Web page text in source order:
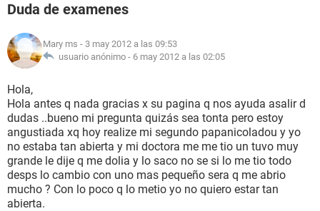
NUTRICIÓN
BIENESTAR
SEXUALIDAD
GLOSARIO
Duda de examenes
Mary ms - 3 may 2012 a las 09:53
usuario anónimo - 6 may 2012 a las 02:05
Hola,
Hola antes q nada gracias x su pagina q nos ayuda asalir d
dudas ..bueno mi pregunta quizás sea tonta pero estoy
angustiada xq hoy realize mi segundo papanicoladou y yo
no estaba tan abierta y mi doctora me me tio un tuvo muy
grande le dije q me dolia y lo saco no se si lo me tio todo
desps lo cambio con uno mas pequeño sera q me abrio
mucho ? Con lo poco q lo metio yo no quiero estar tan
abierta.